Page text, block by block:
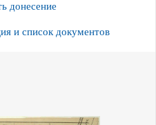
донесение
и список документов